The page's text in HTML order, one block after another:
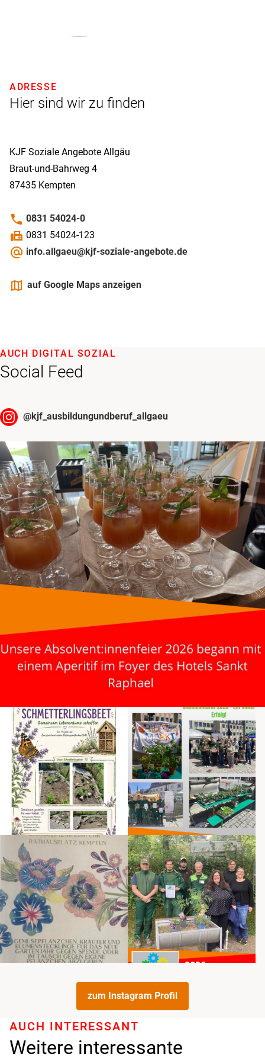
Hier sind wir zu finden
ADRESSE
KJF Soziale Angebote Allgäu
Braut-und-Bahrweg 4
87435 Kempten
phone 0831 54024-0
fax 0831 54024-123
alternate_email info.allgaeu@kjf-soziale-angebote.de
mapsauf Google Maps anzeigen
Social Feed
AUCH DIGITAL SOZIAL
@kjf_ausbildungundberuf_allgaeu
zum Instagram Profil
Weitere interessante
AUCH INTERESSANT